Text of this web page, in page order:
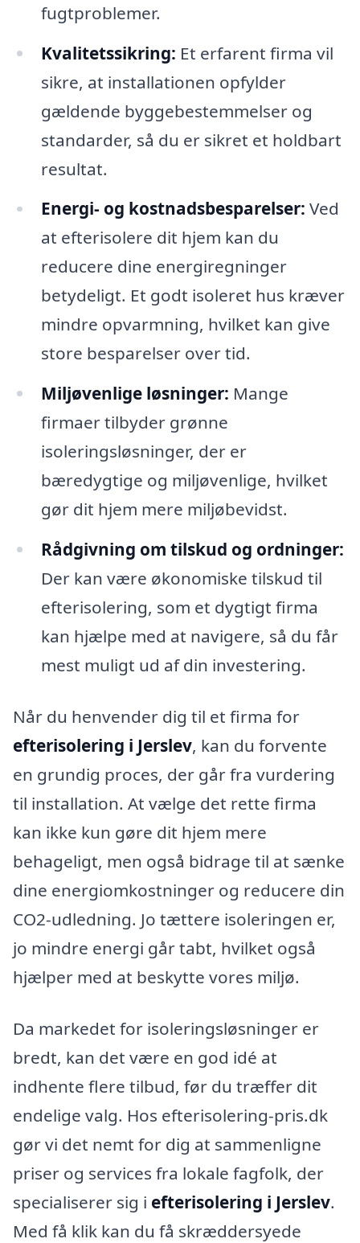
fugtproblemer.
Kvalitetssikring: Et erfarent firma vil
sikre, at installationen opfylder
gældende byggebestemmelser og
standarder, så du er sikret et holdbart
resultat.
Energi- og kostnadsbesparelser: Ved
at efterisolere dit hjem kan du
reducere dine energiregninger
betydeligt. Et godt isoleret hus kræver
mindre opvarmning, hvilket kan give
store besparelser over tid.
Miljøvenlige løsninger: Mange
firmaer tilbyder grønne
isoleringsløsninger, der er
bæredygtige og miljøvenlige, hvilket
gør dit hjem mere miljøbevidst.
Rådgivning om tilskud og ordninger:
Der kan være økonomiske tilskud til
efterisolering, som et dygtigt firma
kan hjælpe med at navigere, så du får
mest muligt ud af din investering.
Når du henvender dig til et firma for
efterisolering i Jerslev, kan du forvente
en grundig proces, der går fra vurdering
til installation. At vælge det rette firma
kan ikke kun gøre dit hjem mere
behageligt, men også bidrage til at sænke
dine energiomkostninger og reducere din
CO2-udledning. Jo tættere isoleringen er,
jo mindre energi går tabt, hvilket også
hjælper med at beskytte vores miljø.
Da markedet for isoleringsløsninger er
bredt, kan det være en god idé at
indhente flere tilbud, før du træffer dit
endelige valg. Hos efterisolering-pris.dk
gør vi det nemt for dig at sammenligne
priser og services fra lokale fagfolk, der
specialiserer sig i efterisolering i Jerslev.
Med få klik kan du få skræddersyede